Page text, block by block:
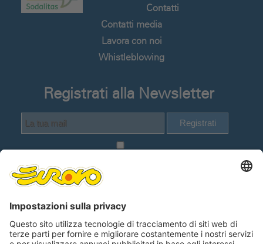
Contatti
Contatti media
Lavora con noi
Whistleblowing
Registrati alla Newsletter
Registrati
laInformativa Privacy Utenti del sito web
Lingue